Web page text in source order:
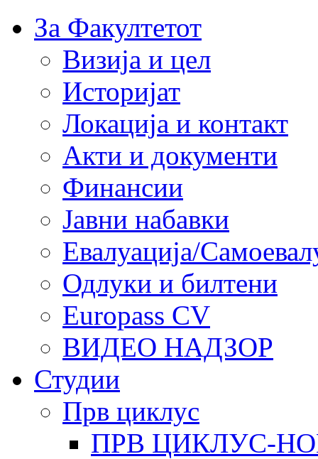
За Факултетот
Визија и цел
Историјат
Локација и контакт
Акти и документи
Финансии
Јавни набавки
Евалуација/
Одлуки и билтени
Europass CV
ВИДЕО НАДЗОР
Студии
Прв циклус
ПРВ ЦИКЛУС-